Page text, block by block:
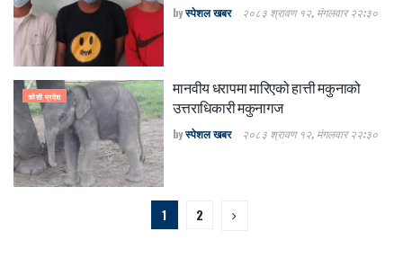
byस्पेशल खबर २०८३ श्रावण १२, मंगलवार २२:३०
कोशी प्रदेश
मानवीय धरापमा मारिएको हात्ती मकुनाको
उत्तराधिकारी मकुनागज
byस्पेशल खबर २०८३ श्रावण १२, मंगलवार २२:३०
1 2